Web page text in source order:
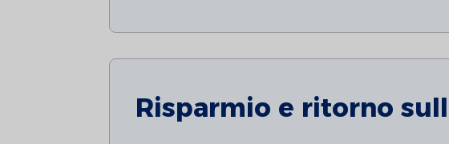
Risparmio e ritorno